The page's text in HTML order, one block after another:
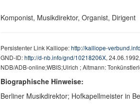
Komponist, Musikdirektor, Organist, Dirigent
Persistenter Link Kalliope:http://kalliope-
GND-ID:http://d-nb.info/gnd/10218206X,
NDB/ADB-online;WBIS;Ulrich ; Altmann:
Biographische Hinweise:
Berliner Musikdirektor; Hofkapellmeister in